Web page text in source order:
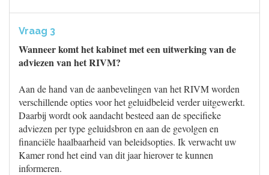
Vraag 3
Wanneer komt het kabinet met een uitwerking van de
adviezen van het RIVM?
Aan de hand van de aanbevelingen van het RIVM worden
verschillende opties voor het geluidbeleid verder uitgewerkt.
Daarbij wordt ook aandacht besteed aan de specifieke
adviezen per type geluidsbron en aan de gevolgen en
financiële haalbaarheid van beleidsopties. Ik verwacht uw
Kamer rond het eind van dit jaar hierover te kunnen
informeren.